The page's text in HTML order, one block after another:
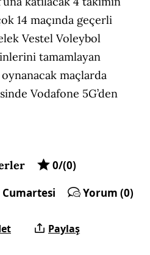
14 maçında geçerli
Vestel Voleybol
tamamlayan
maçlarda
Vodafone 5G’den
0/(0)
Cumartesi
Yorum (0)
Paylaş